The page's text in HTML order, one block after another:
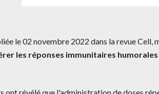
le 02 novembre 2022 dans la revue
les réponses immunitaires